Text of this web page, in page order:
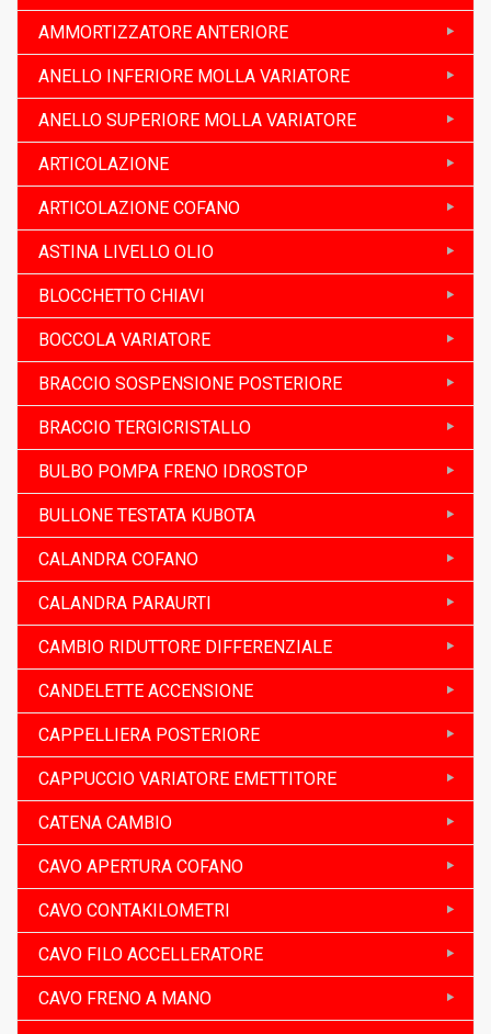
AMMORTIZZATORE ANTERIORE
ANELLO INFERIORE MOLLA VARIATORE
ANELLO SUPERIORE MOLLA VARIATORE
ARTICOLAZIONE
ARTICOLAZIONE COFANO
ASTINA LIVELLO OLIO
BLOCCHETTO CHIAVI
BOCCOLA VARIATORE
BRACCIO SOSPENSIONE POSTERIORE
BRACCIO TERGICRISTALLO
BULBO POMPA FRENO IDROSTOP
BULLONE TESTATA KUBOTA
CALANDRA COFANO
CALANDRA PARAURTI
CAMBIO RIDUTTORE DIFFERENZIALE
CANDELETTE ACCENSIONE
CAPPELLIERA POSTERIORE
CAPPUCCIO VARIATORE EMETTITORE
CATENA CAMBIO
CAVO APERTURA COFANO
CAVO CONTAKILOMETRI
CAVO FILO ACCELLERATORE
CAVO FRENO A MANO